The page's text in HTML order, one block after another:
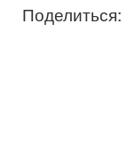
Поделиться: